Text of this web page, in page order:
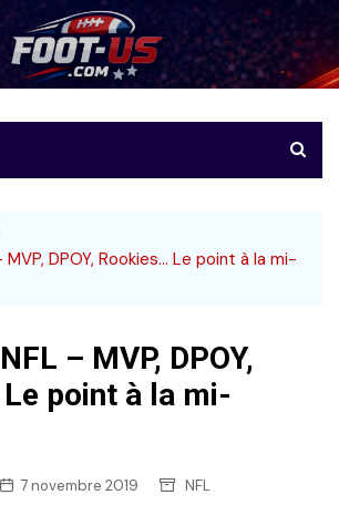
Foot-US
en français
DPOY, Rookies… Le point à la mi-
– MVP, DPOY,
point à la mi-
7 novembre 2019 NFL